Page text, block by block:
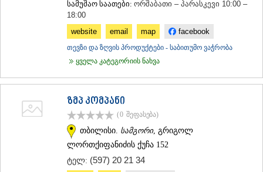
ᲠᲐᲭᲐ-ᲚᲔᲩᲮᲣᲛᲘ/ᲥᲕᲔᲛᲝ ᲡᲕᲐᲜᲔᲗᲘ
ᲪᲐᲒᲔᲠᲘ
ᲡᲐᲛᲔᲒᲠᲔᲚᲝ/ᲖᲔᲛᲝ ᲡᲕᲐᲜᲔᲗᲘ
სამუშაო საათები: ორშაბათი – პარასკევი 10:00 –
18:00
website
email map facebook
თევზი და ზღვის პროდუქტები - საბითუმო ვაჭრობა
ყველა კატეგორიის ნახვა
ზმპ კომპანი
(0 შეფასება)
თბილისი. სამგორი, გრიგოლ
ლორთქიფანიძის ქუჩა 152
ტელ: (597) 20 21 34